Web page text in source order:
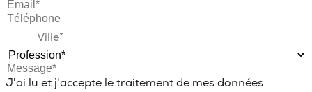
J'ai lu et j'accepte le traitement de mes données